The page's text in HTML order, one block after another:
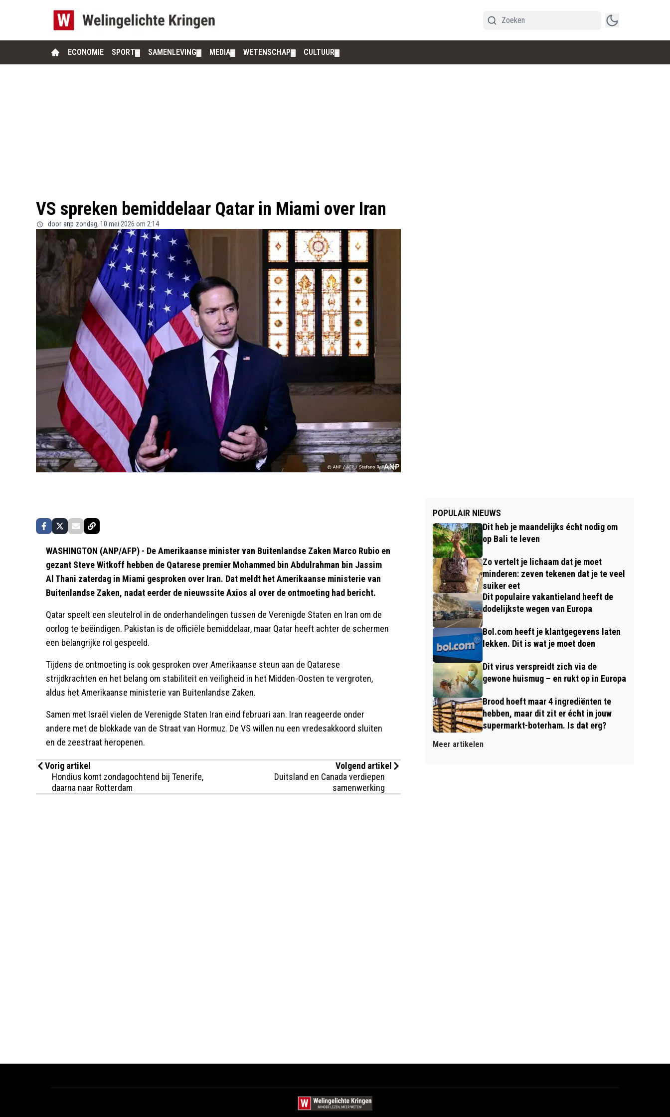
ECONOMIE SPORT SAMENLEVING MEDIA WETENSCHAP CULTUUR
VS spreken bemiddelaar Qatar in Miami over Iran
door anp zondag, 10 mei 2026 om 2:14
WASHINGTON (ANP/AFP) - De Amerikaanse minister van Buitenlandse Zaken Marco Rubio en
gezant Steve Witkoff hebben de Qatarese premier Mohammed bin Abdulrahman bin Jassim
Al Thani zaterdag in Miami gesproken over Iran. Dat meldt het Amerikaanse ministerie van
Buitenlandse Zaken, nadat eerder de nieuwssite Axios al over de ontmoeting had bericht.
Qatar speelt een sleutelrol in de onderhandelingen tussen de Verenigde Staten en Iran om de
oorlog te beëindigen. Pakistan is de officiële bemiddelaar, maar Qatar heeft achter de schermen
een belangrijke rol gespeeld.
Tijdens de ontmoeting is ook gesproken over Amerikaanse steun aan de Qatarese
strijdkrachten en het belang om stabiliteit en veiligheid in het Midden-Oosten te vergroten,
aldus het Amerikaanse ministerie van Buitenlandse Zaken.
Samen met Israël vielen de Verenigde Staten Iran eind februari aan. Iran reageerde onder
andere met de blokkade van de Straat van Hormuz. De VS willen nu een vredesakkoord sluiten
en de zeestraat heropenen.
Vorig artikel
Hondius komt zondagochtend bij Tenerife,
daarna naar Rotterdam
Volgend artikel
Duitsland en Canada verdiepen
samenwerking
POPULAIR NIEUWS
Dit heb je maandelijks écht nodig om
op Bali te leven
Zo vertelt je lichaam dat je moet
minderen: zeven tekenen dat je te veel
suiker eet
Dit populaire vakantieland heeft de
dodelijkste wegen van Europa
Bol.com heeft je klantgegevens laten
lekken. Dit is wat je moet doen
Dit virus verspreidt zich via de
gewone huismug – en rukt op in Europa
Brood hoeft maar 4 ingrediënten te
hebben, maar dit zit er écht in jouw
supermarkt-boterham. Is dat erg?
Meer artikelen